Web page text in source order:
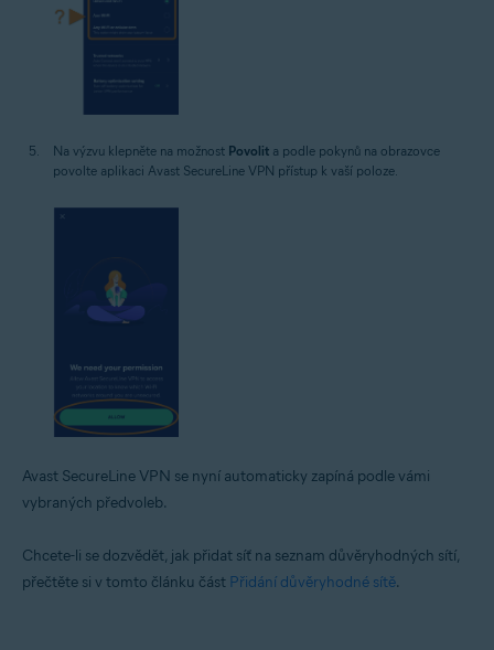
Na výzvu klepněte na možnost Povolit a podle pokynů na obrazovce
povolte aplikaci Avast SecureLine VPN přístup k vaší poloze.
Avast SecureLine VPN se nyní automaticky zapíná podle vámi
vybraných předvoleb.
Chcete-li se dozvědět, jak přidat síť na seznam důvěryhodných sítí,
přečtěte si v tomto článku část Přidání důvěryhodné sítě.